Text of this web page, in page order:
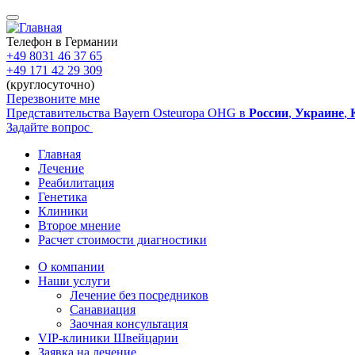
Перейти
к
основному
содержанию
Телефон в Германии
+49 8031 46 37 65
+49 171 42 29 309
(круглосуточно)
Перезвоните мне
Представительства Bayern Osteuropa OHG в России, Украине,
Задайте вопрос
Main
navigation
Главная
Лечение
Реабилитация
Генетика
Клиники
Второе мнение
Расчет стоимости диагностики
Sidebar
О компании
Наши услуги
Лечение без посредников
Санавиация
Заочная консультация
VIP-клиники Швейцарии
Заявка на лечение